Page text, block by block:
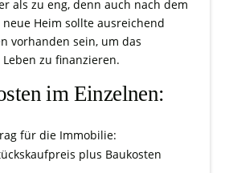
als zu eng, denn auch nach dem
neue Heim sollte ausreichend
vorhanden sein, um das
zu finanzieren.
im Einzelnen:
für die Immobilie:
plus Baukosten